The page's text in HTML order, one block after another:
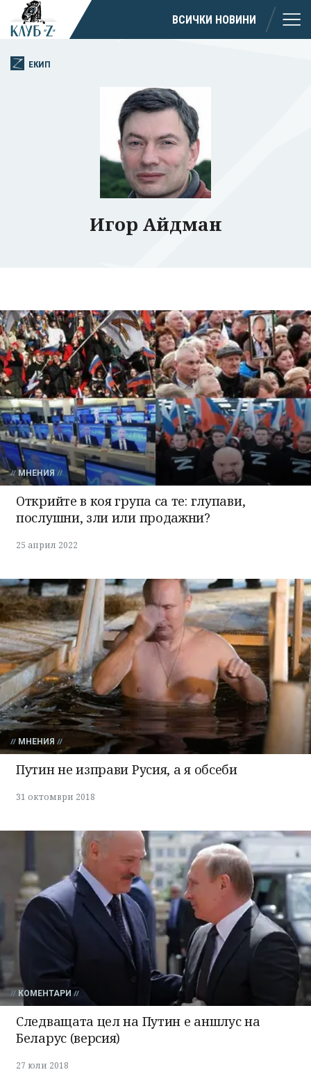
ВСИЧКИ НОВИНИ
ЕКИП
Игор Айдман
МНЕНИЯ
Открийте в коя група са те: глупави,
послушни, зли или продажни?
25 април 2022
МНЕНИЯ
Путин не изправи Русия, а я обсеби
31 октомври 2018
КОМЕНТАРИ
Следващата цел на Путин е аншлус на
Беларус (версия)
27 юли 2018